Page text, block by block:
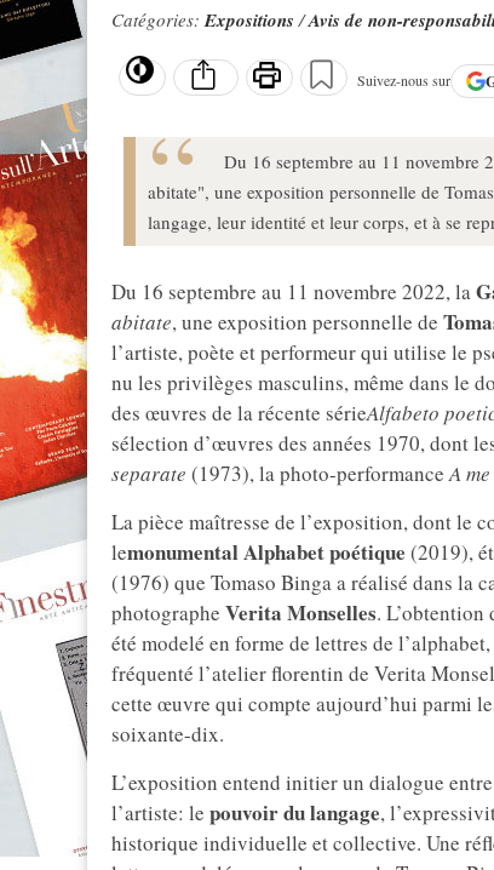
Catégories:Expositions/Avis de non-
Suivez-nous sur
Du 16 septembre au 11 novembre
abitate", une exposition personnelle de
langage, leur identité et leur corps, et à se
Du 16 septembre au 11 novembre 2022, la
abitate, une exposition personnelle de
l’artiste, poète et performeur qui utilise le
nu les privilèges masculins, même dans le
des œuvres de la récente sérieAlfabeto
sélection d’œuvres des années 1970, dont
separate (1973), la photo-performanceA me
La pièce maîtresse de l’exposition, dont le
lemonumental Alphabet poétique (2019),
(1976) que Tomaso Binga a réalisé dans la
photographe Verita Monselles.
été modelé en forme de lettres de
fréquenté l’atelier florentin de Verita
cette œuvre qui compte aujourd’hui parmi
soixante-dix.
L’exposition entend initier un dialogue
l’artiste: le pouvoir du langage,
historique individuelle et collective. Une